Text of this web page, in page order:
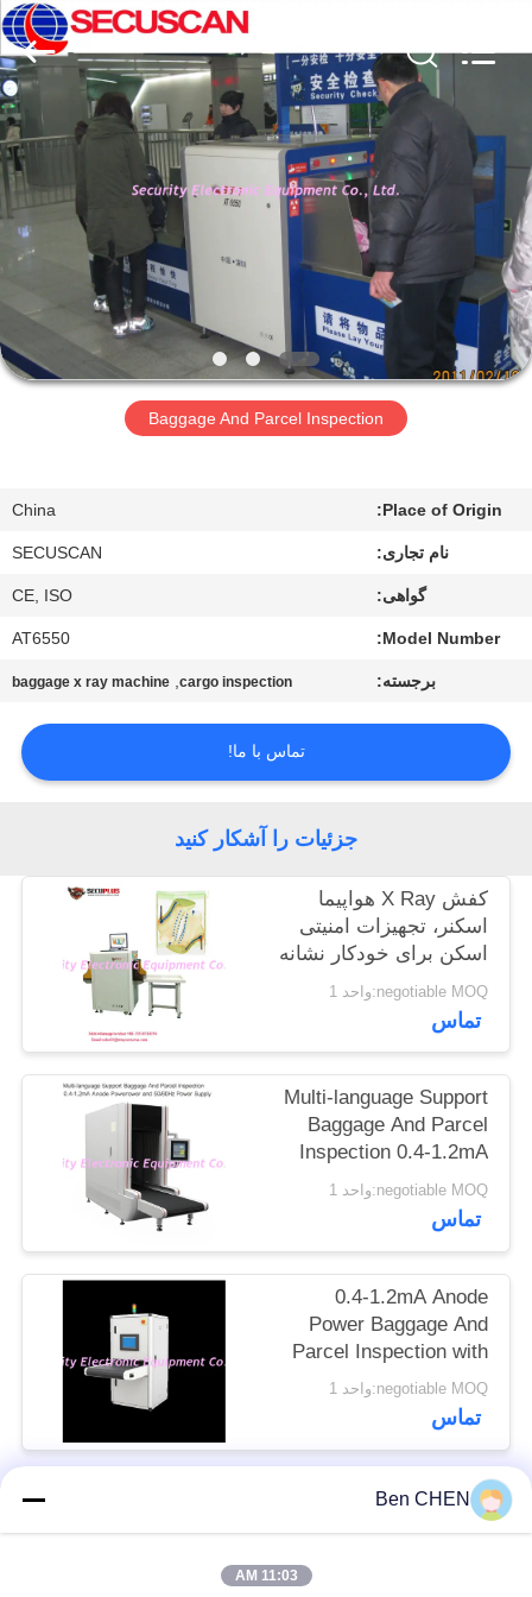
صفحه
اصلی
محصولات
درباره
ما
تماس
بگیرید
درخواست
نقل قول
نقشه
سایت
POLICY
EQUIPMENT
Baggage And Parcel Inspection
Place of Origin:
China
نام تجاری: SECUSCAN
گواهی: CE, ISO
Model Number:
AT6550
برجسته: cargo inspection
,
baggage x ray machine
تماس با ما!
جزئیات را آشکار کنید
کفش X Ray هواپیما
اسکنر، تجهیزات امنیتی
اسکن برای خودکار نشانه
سوزن
negotiable MOQ:واحد 1
تماس
Multi-language Support
Baggage And Parcel
Inspection 0.4-1.2mA
Anode Power and
50/60Hz Power Supply
negotiable MOQ:واحد 1
تماس
0.4-1.2mA Anode
Power Baggage And
Parcel Inspection with
Multi-language
Software Interface and
12 Months After
negotiable MOQ:واحد 1
تماس
دسته بندی های محبوب
Ben CHEN
11:03 AM